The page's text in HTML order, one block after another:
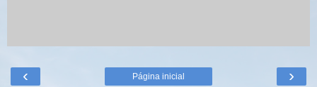
‹ ›
Página inicial